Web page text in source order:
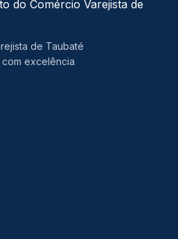
de Taubaté
excelência